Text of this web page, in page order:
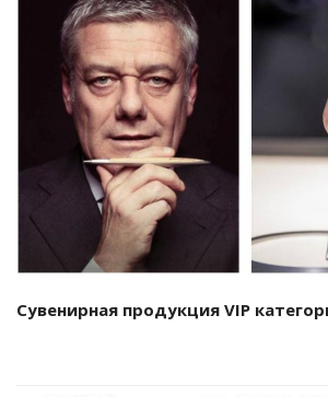
Смотреть проект
Сувенирная продукция VIP